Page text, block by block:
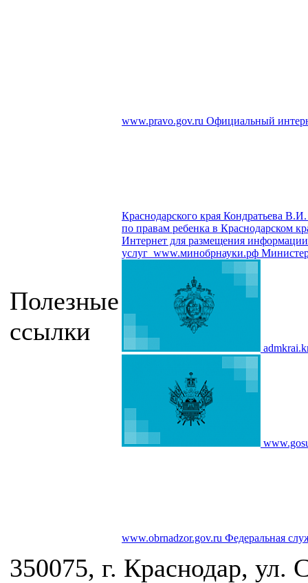
Полезные
ссылки
www.pravo.gov.ru Официальный
Краснодарского края Кондратьева В.И.
по правам ребенка в Краснодарском
Интернет для размещения информации
услуг www.минобрнауки.рф
www.obrnadzor.gov.ru Федеральная
350075, г. Краснодар, ул.